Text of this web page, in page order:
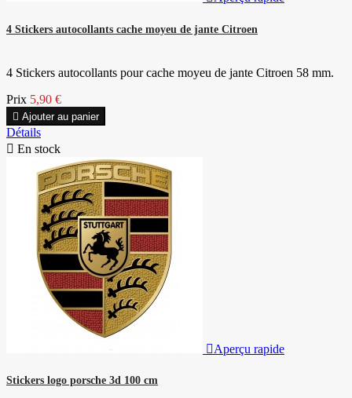
4 Stickers autocollants cache moyeu de jante Citroen
4 Stickers autocollants pour cache moyeu de jante Citroen 58 mm.
Prix 5,90 €
 Ajouter au panier
Détails
 En stock
Aperçu rapide
Stickers logo porsche 3d 100 cm